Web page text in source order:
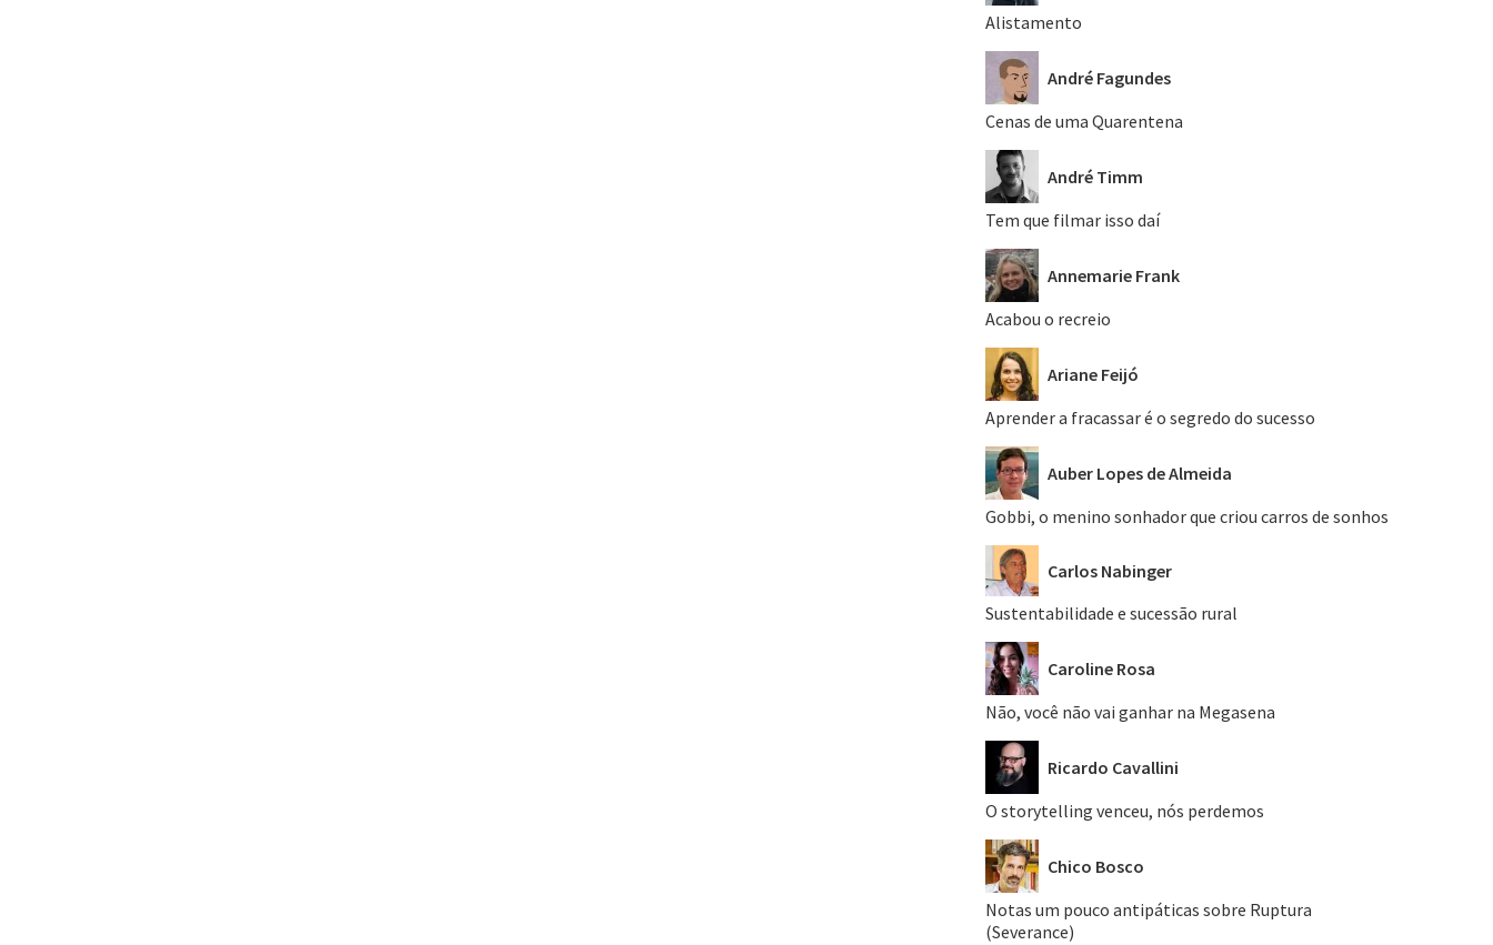
Alistamento
André Fagundes
Cenas de uma Quarentena
André Timm
Tem que filmar isso daí
Annemarie Frank
Acabou o recreio
Ariane Feijó
Aprender a fracassar é o segredo do sucesso
Auber Lopes de Almeida
Gobbi, o menino sonhador que criou carros de sonhos
Carlos Nabinger
Sustentabilidade e sucessão rural
Caroline Rosa
Não, você não vai ganhar na Megasena
Ricardo Cavallini
O storytelling venceu, nós perdemos
Chico Bosco
Notas um pouco antipáticas sobre Ruptura
(Severance)